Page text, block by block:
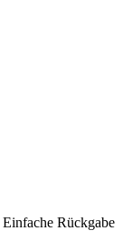
Einfache Rückgabe